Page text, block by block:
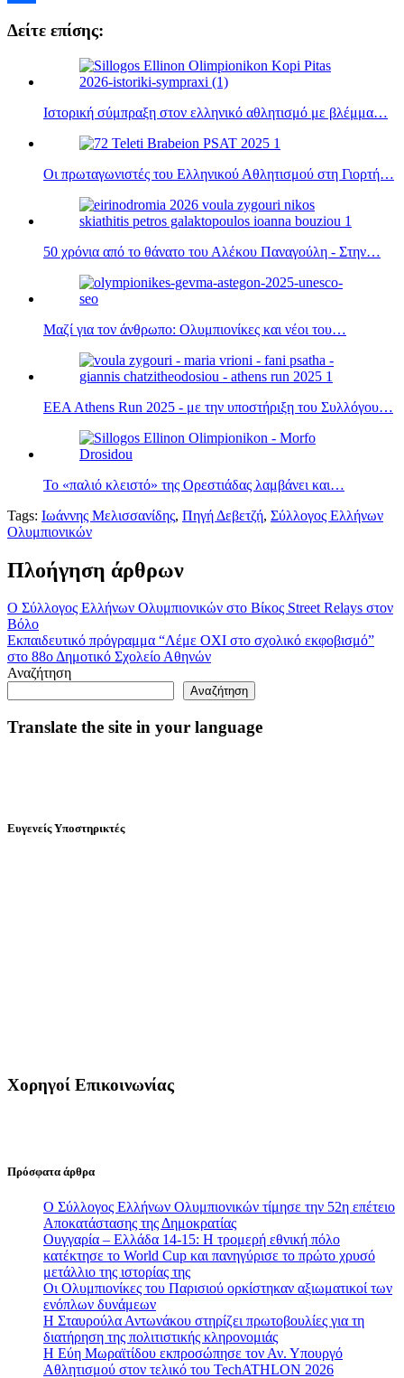
Δείτε επίσης:
Ιστορική σύμπραξη στον ελληνικό αθλητισμό με βλέμμα…
Οι πρωταγωνιστές του Ελληνικού Αθλητισμού στη Γιορτή…
50 χρόνια από το θάνατο του Αλέκου Παναγούλη - Στην…
Μαζί για τον άνθρωπο: Ολυμπιονίκες και νέοι του…
EEA Athens Run 2025 - με την υποστήριξη του Συλλόγου…
Το «παλιό κλειστό» της Ορεστιάδας λαμβάνει και…
Tags: Ιωάννης Μελισσανίδης, Πηγή Δεβετζή, Σύλλογος Ελλήνων
Ολυμπιονικών
Πλοήγηση άρθρων
Ο Σύλλογος Ελλήνων Ολυμπιονικών στο Βίκος Street Relays στον
Βόλο
Εκπαιδευτικό πρόγραμμα “Λέμε ΟΧΙ στο σχολικό εκφοβισμό”
στο 88ο Δημοτικό Σχολείο Αθηνών
Αναζήτηση
Αναζήτηση
Translate the site in your language
Ευγενείς Υποστηρικτές
Χορηγοί Επικοινωνίας
Πρόσφατα άρθρα
Ο Σύλλογος Ελλήνων Ολυμπιονικών τίμησε την 52η επέτειο
Αποκατάστασης της Δημοκρατίας
Ουγγαρία – Ελλάδα 14-15: Η τρομερή εθνική πόλο
κατέκτησε το World Cup και πανηγύρισε το πρώτο χρυσό
μετάλλιο της ιστορίας της
Οι Ολυμπιονίκες του Παρισιού ορκίστηκαν αξιωματικοί των
ενόπλων δυνάμεων
Η Σταυρούλα Αντωνάκου στηρίζει πρωτοβουλίες για τη
διατήρηση της πολιτιστικής κληρονομιάς
Η Εύη Μωραϊτίδου εκπροσώπησε τον Αν. Υπουργό
Αθλητισμού στον τελικό του TechATHLON 2026